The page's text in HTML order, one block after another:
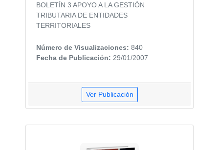
BOLETÍN 3 APOYO A LA GESTIÓN
TRIBUTARIA DE ENTIDADES
TERRITORIALES
Número de Visualizaciones: 840
Fecha de Publicación: 29/01/2007
Ver Publicación